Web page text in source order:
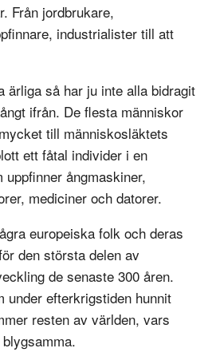
Från jordbrukare,
industrialister till att
ärliga så har ju inte alla bidragit
ifrån. De flesta människor
till människosläktets
ett fåtal individer i en
uppfinner ångmaskiner,
mediciner och datorer.
europeiska folk och deras
den största delen av
de senaste 300 åren.
under efterkrigstiden hunnit
resten av världen, vars